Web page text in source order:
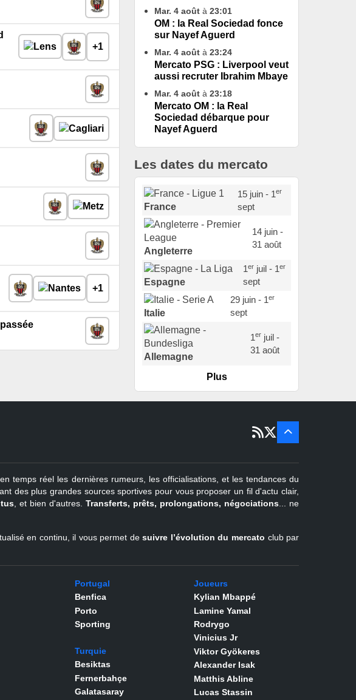
+1
+1
Mar. 4 août à 23:01
OM : la Real Sociedad fonce
sur Nayef Aguerd
Mar. 4 août à 23:24
Mercato PSG : Liverpool veut
aussi recruter Ibrahim Mbaye
Mar. 4 août à 23:18
Mercato OM : la Real
Sociedad débarque pour
Nayef Aguerd
Les dates du mercato
France
15 juin - 1er
sept
Angleterre
14 juin -
31 août
Espagne
1erjuil - 1er
sept
Italie
29 juin - 1er
sept
Allemagne
1erjuil -
31 août
Portugal
15 sept
sept
Turquie
sept
Belgique
juil -
31 août
Plus
temps réel les dernières rumeurs, les officialisations, et les tendances du
des plus grandes sources sportives pour vous proposer un fil d'actu clair,
, et bien d'autres.Transferts, prêts, prolongations, négociations... ne
en continu, il vous permet desuivre l’évolution du mercato club par
Portugal
Benfica
Porto
Sporting
Turquie
Besiktas
Fernerbahçe
Galatasaray
Joueurs
Kylian Mbappé
Lamine Yamal
Rodrygo
Vinicius Jr
Viktor Gyökeres
Alexander Isak
Matthis Abline
Lucas Stassin